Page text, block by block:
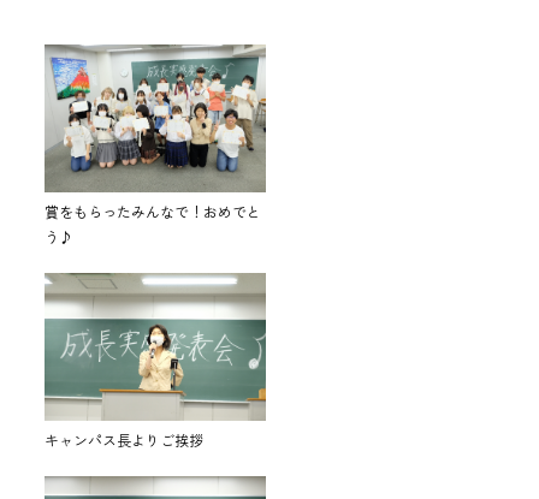
賞をもらったみんなで！おめでと
う♪
キャンパス長よりご挨拶